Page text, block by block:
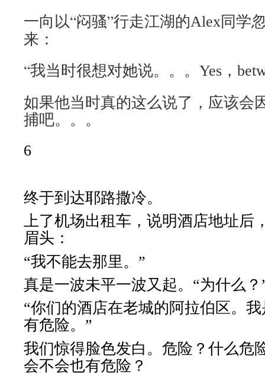
一向以“闷骚”行走江湖的Alex同学
来：
“我当时很想对她说。。。 Yes ，
如果他当时真的这么说了，应该会
捕吧。。。
6
终于到达耶路撒冷。
上了机场出租车，说明酒店地址后
眉头：
“我不能去那里。”
真是一波未平一波又起。“为什么？
“你们的酒店在老城的阿拉伯区。
有危险。”
我们惊得脸色发白。危险？什么危
会不会也有危险？